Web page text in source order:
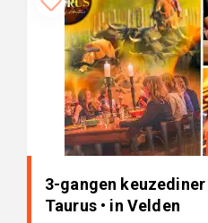
3-gangen
Taurus • in Velden